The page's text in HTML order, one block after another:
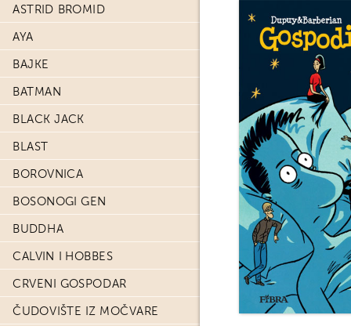
ASTRID BROMID
AYA
BAJKE
BATMAN
BLACK JACK
BLAST
BOROVNICA
BOSONOGI GEN
BUDDHA
CALVIN I HOBBES
CRVENI GOSPODAR
ČUDOVIŠTE IZ MOČVARE